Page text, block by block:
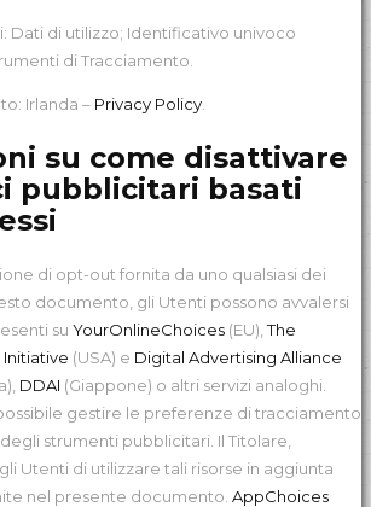
Dati di utilizzo; Identificativo univoco
di Tracciamento.
Irlanda – Privacy Policy
su come disattivare
pubblicitari basati
di opt-out fornita da uno qualsiasi dei
documento, gli Utenti possono avvalersi
su YourOnlineChoices (EU),The
(USA) e Digital Advertising Alliance
DDAI (Giappone) o altri servizi analoghi.
gestire le preferenze di tracciamento
strumenti pubblicitari. Il Titolare,
Utenti di utilizzare tali risorse in aggiunta
nel presente documento. AppChoices